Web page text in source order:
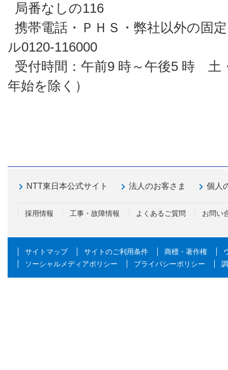
局番なしの116
携帯電話・ＰＨＳ・弊社以外の固
ル0120-116000
受付時間：午前9 時～午後5 時 土
年始を除く）
NTT東日本公式サイト 法人のお客さま 個人
採用情報 工事・故障情報 よくあるご質問 お問い
サイトマップ サイトのご利用条件 商標・著作権
ソーシャルメディアポリシー
プライバシーポリシー